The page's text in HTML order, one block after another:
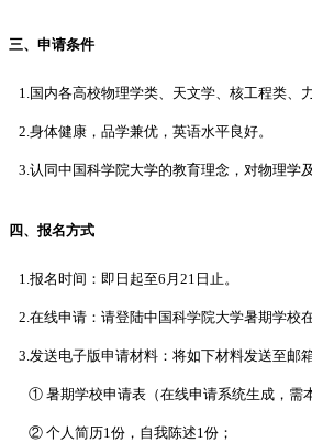
三、申请条件
1.国内各高校物理学类、天文学、核工程类、
2.身体健康，品学兼优，英语水平良好。
3.认同中国科学院大学的教育理念，对物理学
四、报名方式
1. 报名时间：即日起至6月21日止 。
2. 在线申请：请登陆中国科学院大学暑期学校
3. 发送电子版申请材料： 将如下材料发送至邮
① 暑期学校申请表（在线申请系统生成，需
② 个人简历1份，自我陈述1份；